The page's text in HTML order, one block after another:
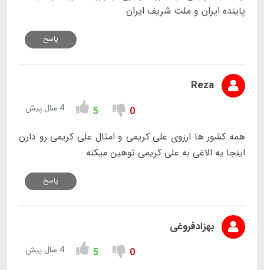
پاینده ایران و ملت شریف ایران
پاسخ
Reza
0
5 4 سال پیش
همه کشور ها ارزوی علی کریمی و امثال علی کریمی رو دارن
اینجا یه الاغی به علی کریمی توهین میکنه
پاسخ
بهزادفروغی
0
5 4 سال پیش